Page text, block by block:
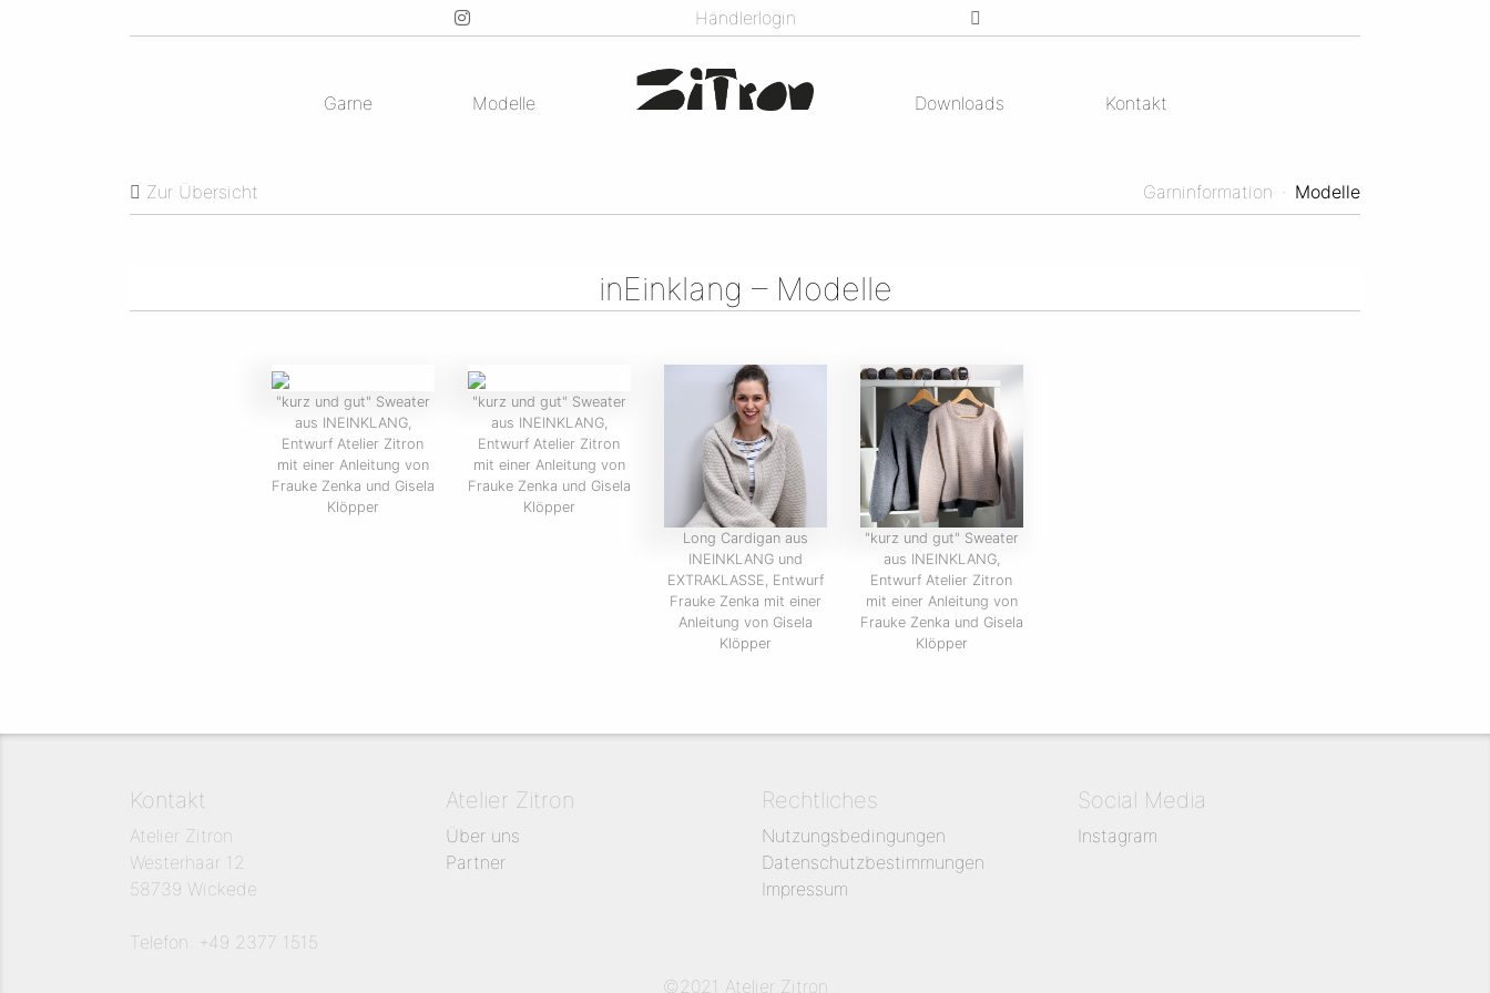
Händlerlogin
Garne Modelle Downloads Kontakt
Zur Übersicht Garninformation · Modelle
inEinklang – Modelle
"kurz und gut" Sweater
aus INEINKLANG,
Entwurf Atelier Zitron
mit einer Anleitung von
Frauke Zenka und Gisela
Klöpper
"kurz und gut" Sweater
aus INEINKLANG,
Entwurf Atelier Zitron
mit einer Anleitung von
Frauke Zenka und Gisela
Klöpper
Long Cardigan aus
INEINKLANG und
EXTRAKLASSE, Entwurf
Frauke Zenka mit einer
Anleitung von Gisela
Klöpper
"kurz und gut" Sweater
aus INEINKLANG,
Entwurf Atelier Zitron
mit einer Anleitung von
Frauke Zenka und Gisela
Klöpper
Kontakt
Atelier Zitron
Westerhaar 12
58739 Wickede
Telefon: +49 2377 1515
Atelier Zitron
Über uns
Partner
Rechtliches
Nutzungsbedingungen
Datenschutzbestimmungen
Impressum
Social Media
Instagram
©2021 Atelier Zitron